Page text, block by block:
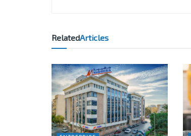
RelatedArticles